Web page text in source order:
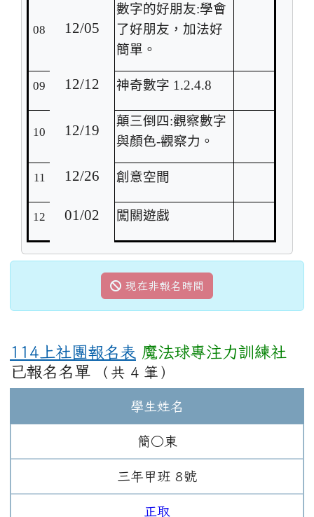
08 12/05
數字的好朋友:學會
了好朋友，加法好
簡單。
09 12/12 神奇數字 1.2.4.8
10 12/19
顛三倒四:觀察數字
與顏色-觀察力。
11 12/26 創意空間
12 01/02 闖關遊戲
現在非報名時間
114上社團報名表 魔法球專注力訓練社
已報名名單
（共 4 筆）
學生姓名
簡○東
三年 甲班 8號
正取